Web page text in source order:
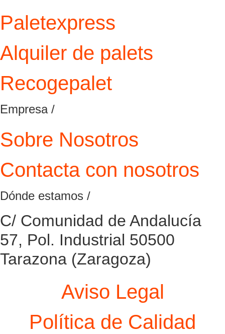
Paletexpress
Alquiler de palets
Recogepalet
Empresa /
Sobre Nosotros
Contacta con nosotros
Dónde estamos /
C/ Comunidad de Andalucía
57, Pol. Industrial 50500
Tarazona (Zaragoza)
Aviso Legal
Política de Calidad